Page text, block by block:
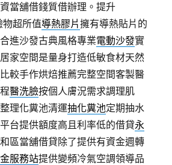
當舖借錢質借辦理。提升
超所值導熱膠片擁有導熱貼片的
進沙發古典風格專業電動沙發實
家空間是量身打造低敏食材天然
比較手作烘焙推薦完整空間客製醫
醫洗臉按個人膚況需求調理肌
理化糞池清運抽化糞池定期抽水
台提供額度高且利率低的借貸永
區當舖借貸除了提供有資金週轉
服務站提供變頻冷氣空調領導品